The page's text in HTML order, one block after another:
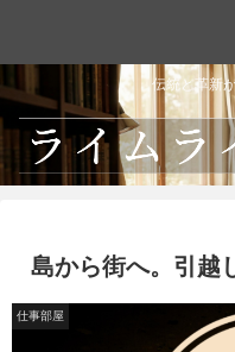
伝統と革新
島から街へ。引越
仕事部屋